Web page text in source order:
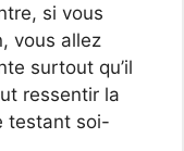
si vous
vous allez
surtout qu’il
ressentir la
testant soi-